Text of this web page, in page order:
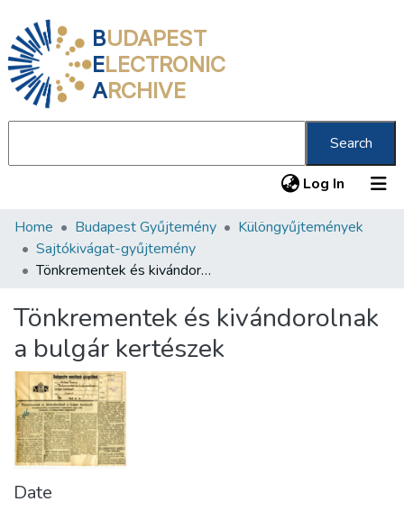
BUDAPEST
ELECTRONIC
ARCHIVE
Search
Log In (current)
Communities & Collections
All of DSpace
About us
Home Budapest Gyűjtemény
Különgyűjtemények
Sajtókivágat-gyűjtemény
Tönkrementek és kivándorolnak a bulgár kertészek
Tönkrementek és kivándorolnak
a bulgár kertészek
Date